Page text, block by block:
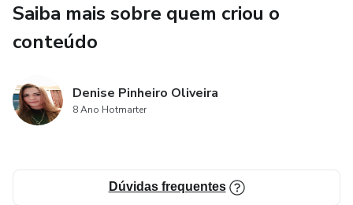
3. Busca presença, não performance;
Um convite silencioso para continuar;
Mesmo quando parece pouco...
Saiba mais sobre quem criou o
conteúdo
Denise Pinheiro Oliveira
8 Ano Hotmarter
Dúvidas frequentes